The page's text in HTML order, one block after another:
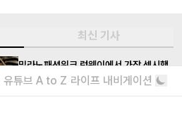
최신 기사
밀라노패션위크 런웨이에서 가장 섹시했
던 아이템
가까이서 보면 이런 느낌
유튜브 A to Z 라이프 내비게이션